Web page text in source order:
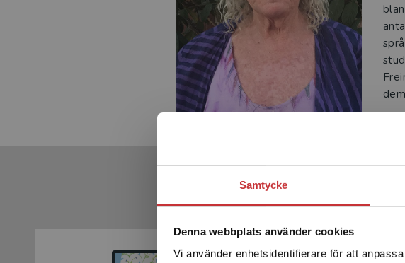
Samtycke
Denna webbplats använder cookies
Vi använder enhetsidentifierare för attDet verkar